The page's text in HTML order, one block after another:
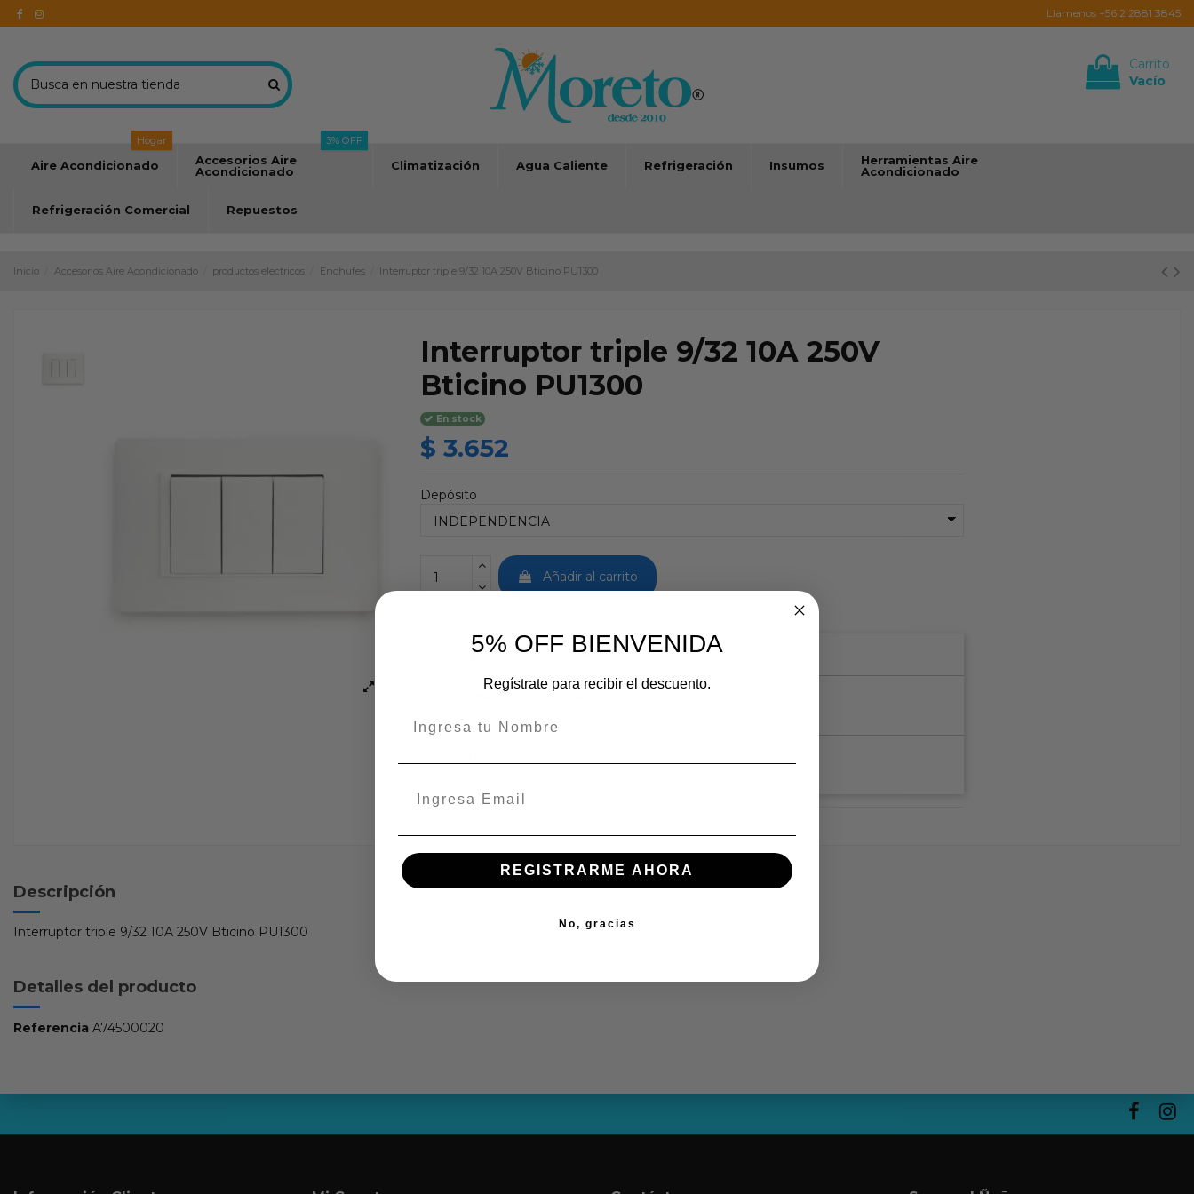
Llamenos +56 2 2881 3845
Carrito
Vacío
Aire Acondicionado
Hogar
Accesorios Aire
Acondicionado
3% OFF
Climatización Agua Caliente Refrigeración Insumos
Herramientas Aire
Acondicionado
Refrigeración Comercial Repuestos
Inicio Accesorios Aire Acondicionado productos electricos Enchufes Interruptor triple 9/32 10A 250V Bticino PU1300
Interruptor triple 9/32 10A 250V
Bticino PU1300
En stock
$ 3.652
Depósito
Añadir al carrito
Disponibilidad de tienda
INDEPENDENCIA
Descripción
Interruptor triple 9/32 10A 250V Bticino PU1300
Detalles del producto
Referencia A74500020
5% OFF BIENVENIDA
Regístrate para recibir el descuento.
REGISTRARME AHORA
No, gracias